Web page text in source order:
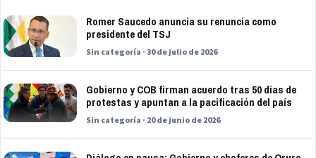
Romer Saucedo anuncia su renuncia como
presidente del TSJ
Sin categoría · 30 de julio de 2026
Gobierno y COB firman acuerdo tras 50 días de
protestas y apuntan a la pacificación del país
Sin categoría · 20 de junio de 2026